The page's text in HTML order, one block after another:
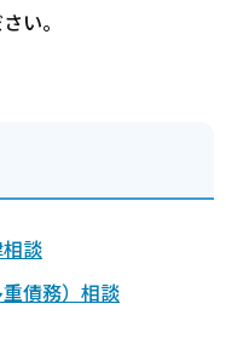
い。
談
債務）相談